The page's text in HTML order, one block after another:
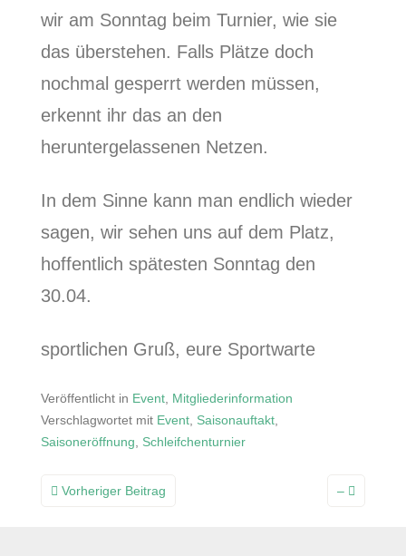
wir am Sonntag beim Turnier, wie sie
das überstehen. Falls Plätze doch
nochmal gesperrt werden müssen,
erkennt ihr das an den
heruntergelassenen Netzen.
In dem Sinne kann man endlich wieder
sagen, wir sehen uns auf dem Platz,
hoffentlich spätesten Sonntag den
30.04.
sportlichen Gruß, eure Sportwarte
Veröffentlicht in Event, Mitgliederinformation
Verschlagwortet mit Event, Saisonauftakt,
Saisoneröffnung, Schleifchenturnier
Beitragsnavigation
Vorheriger Beitrag –